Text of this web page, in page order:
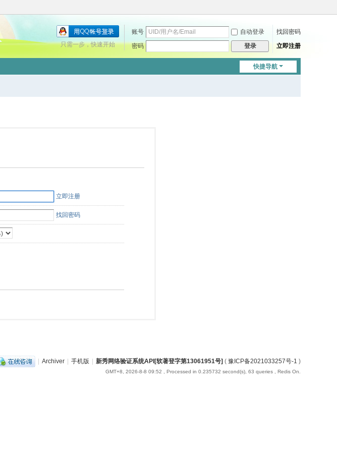
账号 自动登录
找回密码
密码
登录 立即注册
只需一步，快速开始
快捷导航
立即注册
找回密码
| Archiver | 手机版 | 新秀网络验证系统API[软著登字第13061951号] ( 豫ICP备2021033257号-1 )
GMT+8, 2026-8-8 09:52 , Processed in 0.235732 second(s), 63 queries , Redis On.